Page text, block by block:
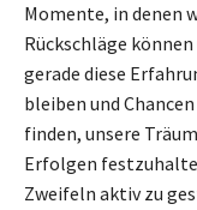
Momente, in denen
Rückschläge
gerade diese
bleiben und
finden, unsere
Erfolgen
Zweifeln aktiv zu